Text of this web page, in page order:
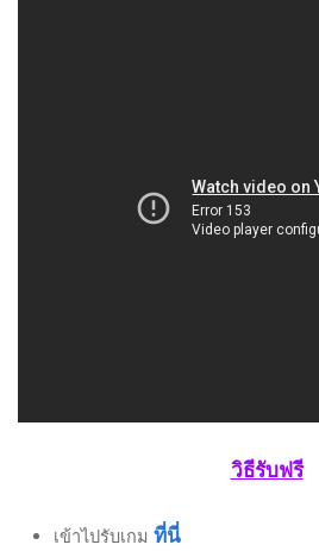
วิธีรับฟรี
เข้าไปรับเกม ที่นี่